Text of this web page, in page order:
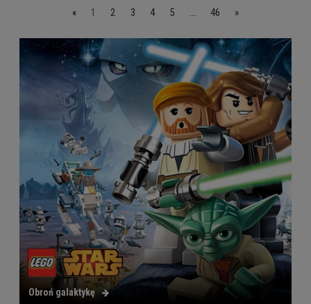
« 1 2 3 4 5 ... 46 »
Obroń galaktykę